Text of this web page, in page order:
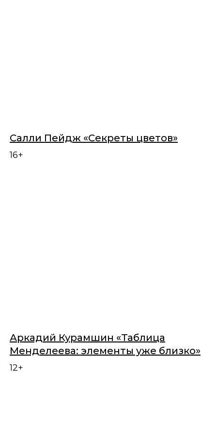
Салли Пейдж «Секреты цветов»
16+
Аркадий Курамшин «Таблица
Менделеева: элементы уже близко»
12+